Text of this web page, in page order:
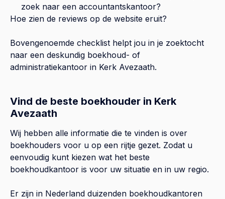
zoek naar een accountantskantoor?
Hoe zien de reviews op de website eruit?
Bovengenoemde checklist helpt jou in je zoektocht
naar een deskundig boekhoud- of
administratiekantoor in Kerk Avezaath.
Vind de beste boekhouder in Kerk
Avezaath
Wij hebben alle informatie die te vinden is over
boekhouders voor u op een rijtje gezet. Zodat u
eenvoudig kunt kiezen wat het beste
boekhoudkantoor is voor uw situatie en in uw regio.
Er zijn in Nederland duizenden boekhoudkantoren